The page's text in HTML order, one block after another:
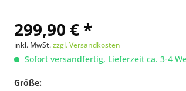
299,90 € *
inkl. MwSt.zzgl. Versandkosten
Sofort versandfertig, Lieferzeit ca. 3-4
Größe: